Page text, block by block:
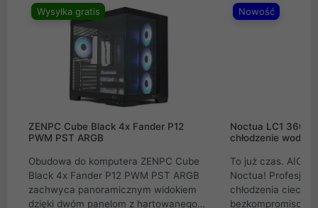
Wysyłka gratis
ZENPC Cube Black 4x Fander P12
PWM PST ARGB
Obudowa do komputera ZENPC Cube
Black 4x Fander P12 PWM PST ARGB
zachwyca panoramicznym widokiem
dzięki dwóm panelom z hartowanego
Nowość
Noctua LC1
chłodzenie wodne
To już czas. AIO
Noctua!
chłodzenia cieczą